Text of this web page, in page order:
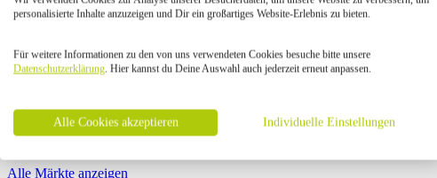
{{ store.street }} {{ store.streetNumber }}
{{ store.zipCode }} {{ store.city }}
Öffnungszeiten:
Seite {{ pagination.page }} von {{ pagination.pageCount }}
Alle Märkte anzeigen
personalisierte Inhalte anzuzeigen und Dir ein großartiges Website-Erlebnis zu bieten.
Für weitere Informationen zu den von uns verwendeten Cookies besuche bitte unsere
Datenschutzerklärung. Hier kannst du Deine Auswahl auch jederzeit erneut anpassen.
Alle Cookies akzeptieren Individuelle Einstellungen